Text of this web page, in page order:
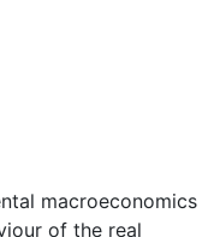
macroeconomics
of the real